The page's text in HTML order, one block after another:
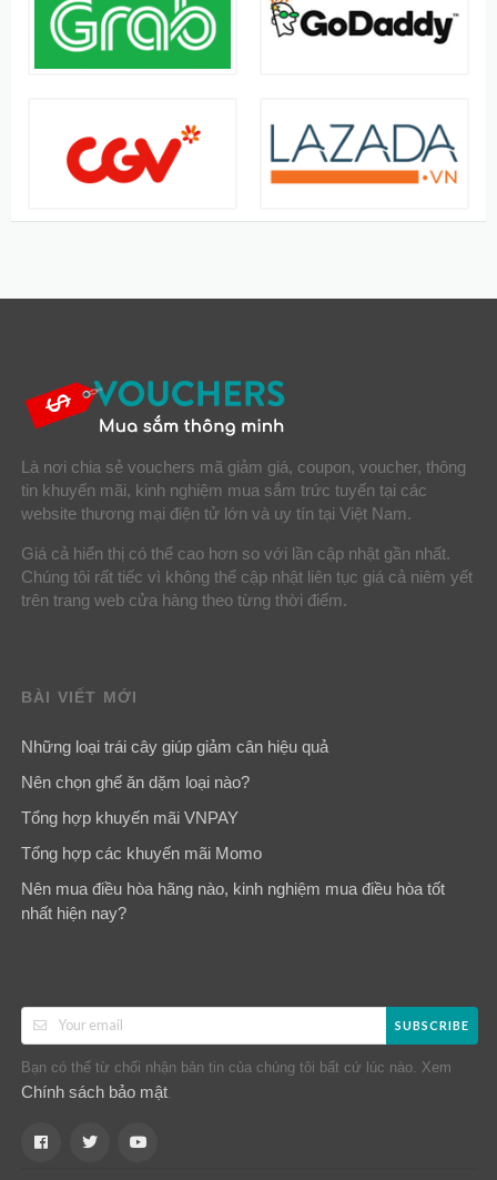
Là nơi chia sẻ vouchers mã giảm giá, coupon, voucher, thông
tin khuyến mãi, kinh nghiệm mua sắm trức tuyến tại các
website thương mại điện tử lớn và uy tín tại Việt Nam.
Giá cả hiển thị có thể cao hơn so với lần cập nhật gần nhất.
Chúng tôi rất tiếc vì không thể cập nhật liên tục giá cả niêm yết
trên trang web cửa hàng theo từng thời điểm.
BÀI VIẾT MỚI
Những loại trái cây giúp giảm cân hiệu quả
Nên chọn ghế ăn dặm loại nào?
Tổng hợp khuyến mãi VNPAY
Tổng hợp các khuyến mãi Momo
Nên mua điều hòa hãng nào, kinh nghiệm mua điều hòa tốt
nhất hiện nay?
SUBSCRIBE
Bạn có thể từ chối nhận bản tin của chúng tôi bất cứ lúc nào. Xem
Chính sách bảo mật